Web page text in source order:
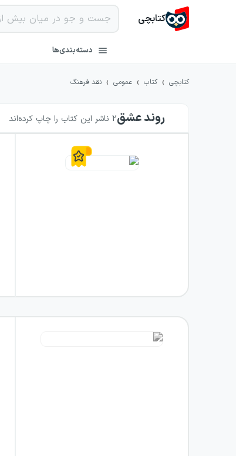
کتابچی
دسته‌بندی‌ها
کتابچی › کتاب › عمومی › نقد فرهنگ
روند عشق2 ناشر این کتاب را چاپ کرده‌اند